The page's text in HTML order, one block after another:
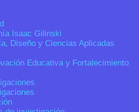
Isaac Gilinski
Diseño y Ciencias Aplicadas
Educativa y Fortalecimiento